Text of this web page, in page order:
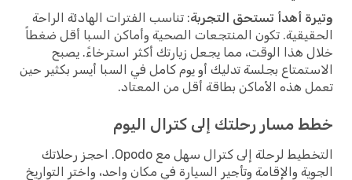
وتيرة أهدأ تستحق التجربة: تناسب الفترات الهادئة الراحة
الحقيقية. تكون المنتجعات الصحية وأماكن السبا أقل ضغطاً
خلال هذا الوقت، مما يجعل زيارتك أكثر استرخاءً. يصبح
الاستمتاع بجلسة تدليك أو يوم كامل في السبا أيسر بكثير حين
تعمل هذه الأماكن بطاقة أقل من المعتاد.
خطط مسار رحلتك إلى كترال اليوم
التخطيط لرحلة إلى كترال سهل مع Opodo. احجز رحلاتك
الجوية والإقامة وتأجير السيارة في مكان واحد، واختر التواريخ